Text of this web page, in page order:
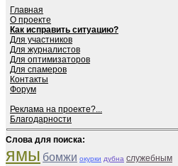
Главная
О проекте
Как исправить ситуацию?
Для участников
Для журналистов
Для оптимизаторов
Для спамеров
Контакты
Форум
Реклама на проекте?...
Благодарности
Слова для поиска:
ямы бомжи окурки дубна служебным